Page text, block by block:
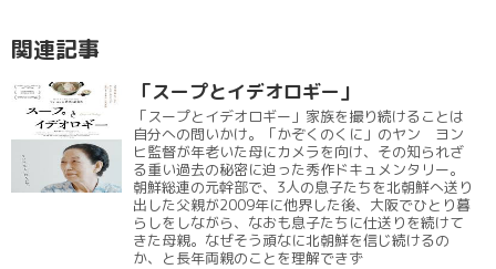
関連記事
「スープとイデオロギー」
「スープとイデオロギー」家族を撮り続けることは
自分への問いかけ。「かぞくのくに」のヤン ヨン
ヒ監督が年老いた母にカメラを向け、その知られざ
る重い過去の秘密に迫った秀作ドキュメンタリー。
朝鮮総連の元幹部で、3人の息子たちを北朝鮮へ送り
出した父親が2009年に他界した後、大阪でひとり暮
らしをしながら、なおも息子たちに仕送りを続けて
きた母親。なぜそう頑なに北朝鮮を信じ続けるの
か、と長年両親のことを理解できず